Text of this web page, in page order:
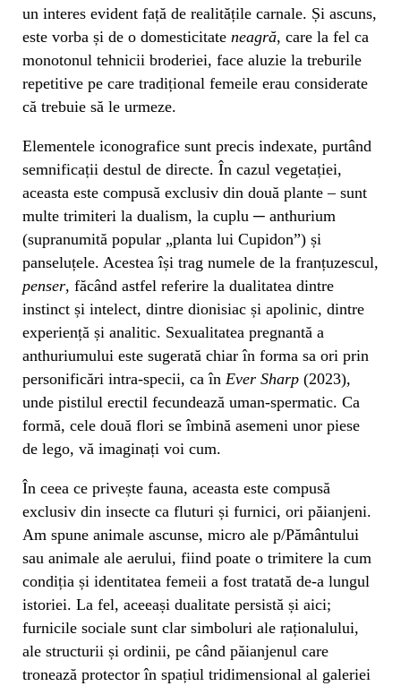
un interes evident față de realitățile carnale. Și ascuns,
este vorba și de o domesticitate neagră, care la fel ca
monotonul tehnicii broderiei, face aluzie la treburile
repetitive pe care tradițional femeile erau considerate
că trebuie să le urmeze.
Elementele iconografice sunt precis indexate, purtând
semnificații destul de directe. În cazul vegetației,
aceasta este compusă exclusiv din două plante – sunt
multe trimiteri la dualism, la cuplu ─ anthurium
(supranumită popular „planta lui Cupidon”) și
panseluțele. Acestea își trag numele de la franțuzescul,
penser, făcând astfel referire la dualitatea dintre
instinct și intelect, dintre dionisiac și apolinic, dintre
experiență și analitic. Sexualitatea pregnantă a
anthuriumului este sugerată chiar în forma sa ori prin
personificări intra-specii, ca în Ever Sharp (2023),
unde pistilul erectil fecundează uman-spermatic. Ca
formă, cele două flori se îmbină asemeni unor piese
de lego, vă imaginați voi cum.
În ceea ce privește fauna, aceasta este compusă
exclusiv din insecte ca fluturi și furnici, ori păianjeni.
Am spune animale ascunse, micro ale p/Pământului
sau animale ale aerului, fiind poate o trimitere la cum
condiția și identitatea femeii a fost tratată de-a lungul
istoriei. La fel, aceeași dualitate persistă și aici;
furnicile sociale sunt clar simboluri ale raționalului,
ale structurii și ordinii, pe când păianjenul care
tronează protector în spațiul tridimensional al galeriei